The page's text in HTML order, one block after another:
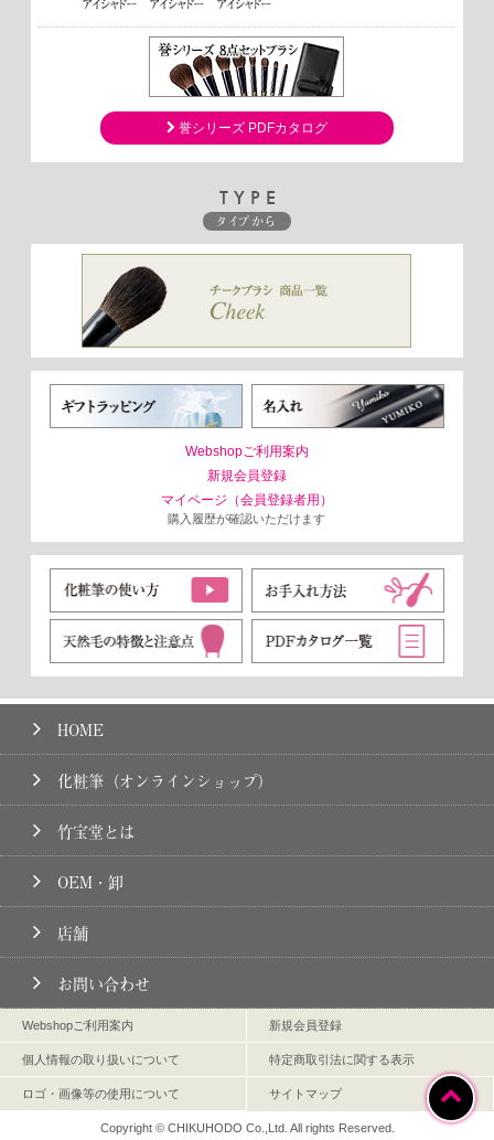
誉シリーズ PDFカタログ
TYPE
タイプから
Webshopご利用案内
新規会員登録
マイページ（会員登録者用）
購入履歴が確認いただけます
HOME
化粧筆（オンラインショップ）
竹宝堂とは
OEM・卸
店舗
お問い合わせ
Webshopご利用案内 新規会員登録
個人情報の取り扱いについて 特定商取引法に関する表示
ロゴ・画像等の使用について サイトマップ
Copyright © CHIKUHODO Co.,Ltd. All rights Reserved.